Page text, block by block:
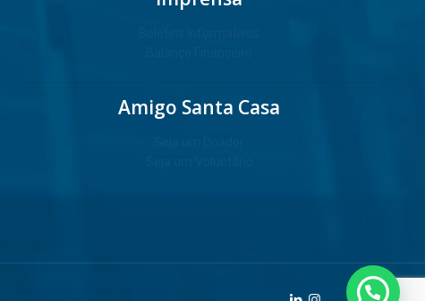
Amigo Santa Casa